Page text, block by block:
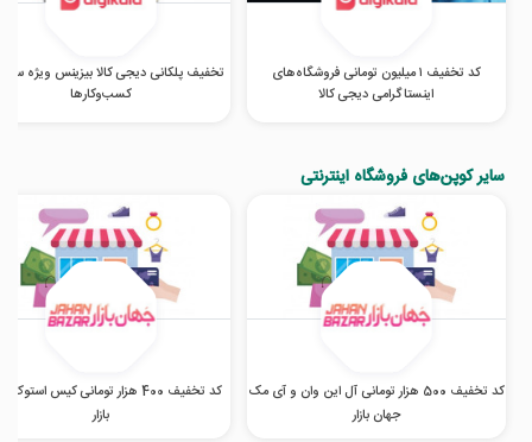
کد تخفیف ۱ میلیون تومانی فروشگاه‌های
اینستاگرامی دیجی کالا
تخفیف پلکانی دیجی کالا بیزینس ویژه
کسب‌‌وکارها
سایر کوپن‌های فروشگاه اینترنتی
کد تخفیف 500 هزار تومانی آل این وان و آی مک
جهان بازار
کد تخفیف 400 هزار تومانی کیس
بازار